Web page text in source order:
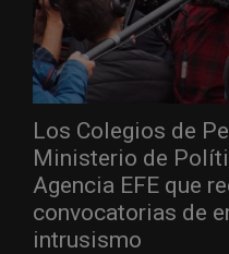
Los Colegios de
Ministerio de
Agencia EFE que
convocatorias de
intrusismo